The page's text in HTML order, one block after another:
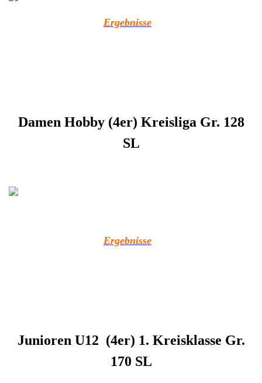
Ergebnisse
Damen Hobby (4er) Kreisliga Gr. 128
SL
Ergebnisse
Junioren U12 (4er) 1. Kreisklasse Gr.
170 SL